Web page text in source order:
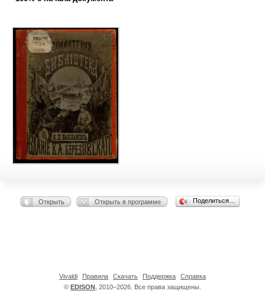
Открыть Открыть в программе Поделиться…
© EDISON , 2010–2026. Все права защищены.
Vivaldi Правила Скачать Поддержка Справка